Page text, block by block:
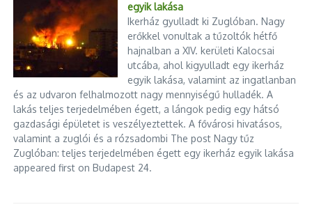
egyik lakása
Ikerház gyulladt ki Zuglóban. Nagy
erőkkel vonultak a tűzoltók hétfő
hajnalban a XIV. kerületi Kalocsai
utcába, ahol kigyulladt egy ikerház
egyik lakása, valamint az ingatlanban
és az udvaron felhalmozott nagy mennyiségű hulladék. A
lakás teljes terjedelmében égett, a lángok pedig egy hátsó
gazdasági épületet is veszélyeztettek. A fővárosi hivatásos,
valamint a zuglói és a rózsadombi The post Nagy tűz
Zuglóban: teljes terjedelmében égett egy ikerház egyik lakása
appeared first on Budapest 24.